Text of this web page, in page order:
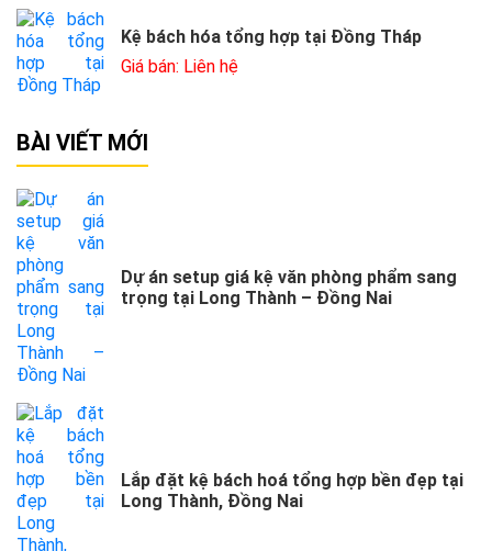
Kệ bách hóa tổng hợp tại Đồng Tháp
Giá bán: Liên hệ
BÀI VIẾT MỚI
Dự án setup giá kệ văn phòng phẩm sang
trọng tại Long Thành – Đồng Nai
Lắp đặt kệ bách hoá tổng hợp bền đẹp tại
Long Thành, Đồng Nai